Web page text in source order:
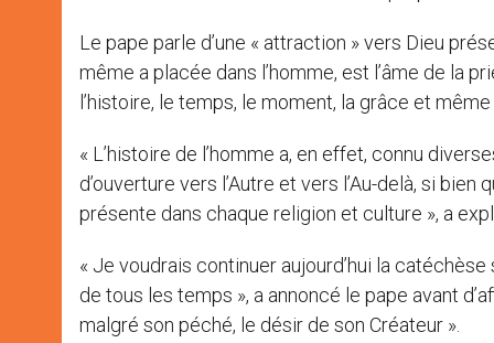
Le pape parle d’une « attraction » vers Dieu
même a placée dans l’homme, est l’âme de la
l’histoire, le temps, le moment, la grâce et
« L’histoire de l’homme a, en effet, connu
d’ouverture vers l’Autre et vers l’Au-delà, si
présente dans chaque religion et culture », a
« Je voudrais continuer aujourd’hui la
de tous les temps », a annoncé le pape avant
malgré son péché, le désir de son Créateur ».